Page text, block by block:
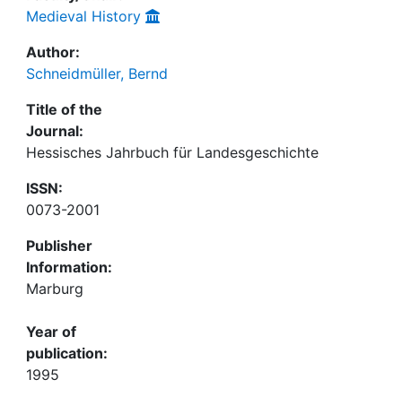
Medieval History
Author:
Schneidmüller, Bernd
Title of the
Journal:
Hessisches Jahrbuch für Landesgeschichte
ISSN:
0073-2001
Publisher
Information:
Marburg
Year of
publication:
1995